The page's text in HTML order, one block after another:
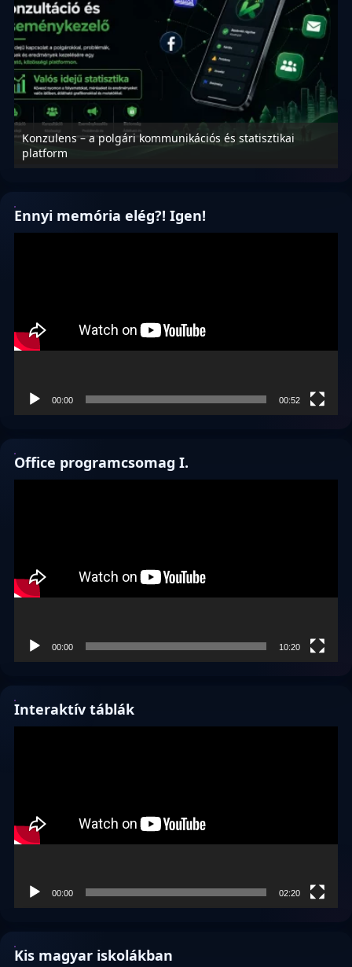
Konzulens – a polgári kommunikációs és statisztikai
platform
Ennyi memória elég?! Igen!
00:00 00:52
Office programcsomag I.
00:00 10:20
Interaktív táblák
00:00 02:20
Kis magyar iskolákban